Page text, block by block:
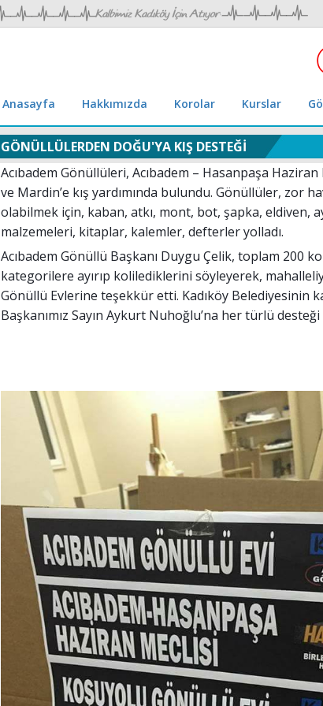
Anasayfa Hakkımızda Korolar Kurslar
GÖNÜLLÜLERDEN DOĞU'YA KIŞ DESTEĞİ
Acıbadem Gönüllüleri, Acıbadem – Hasanpaşa
ve Mardin’e kış yardımında bulundu. Gönüllüler, zor
olabilmek için, kaban, atkı, mont, bot, şapka, eldiven,
malzemeleri, kitaplar, kalemler, defterler yolladı.
Acıbadem Gönüllü Başkanı Duygu Çelik, toplam 200
kategorilere ayırıp kolilediklerini söyleyerek,
Gönüllü Evlerine teşekkür etti. Kadıköy Belediyesinin
Başkanımız Sayın Aykurt Nuhoğlu’na her türlü